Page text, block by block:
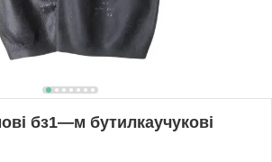
бз1—м бутилкаучукові